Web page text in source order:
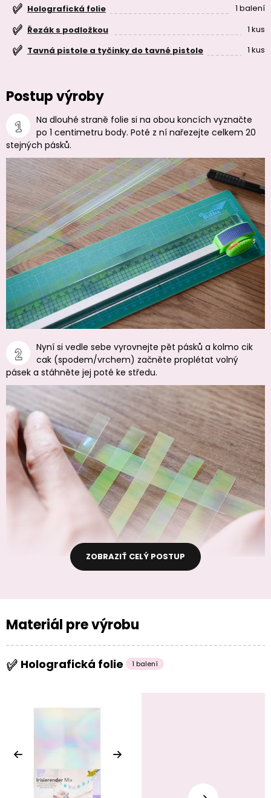
Holografická folie
1 balení
Řezák s podložkou
1 kus
Tavná pistole a tyčinky do tavné pistole
1 kus
Postup výroby
Na dlouhé straně folie si na obou koncích vyznačte
po 1 centimetru body. Poté z ní nařezejte celkem 20
stejných pásků.
Nyní si vedle sebe vyrovnejte pět pásků a kolmo cik
cak (spodem/vrchem) začněte proplétat volný
pásek a stáhněte jej poté ke středu.
ZOBRAZIŤ CELÝ POSTUP
Materiál pre výrobu
Holografická folie 1 balení